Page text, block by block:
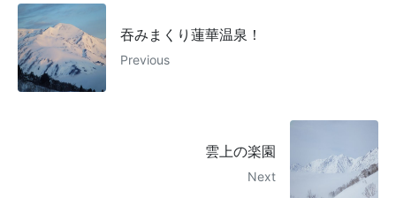
吞みまくり蓮華温泉！
Previous
雲上の楽園
Next